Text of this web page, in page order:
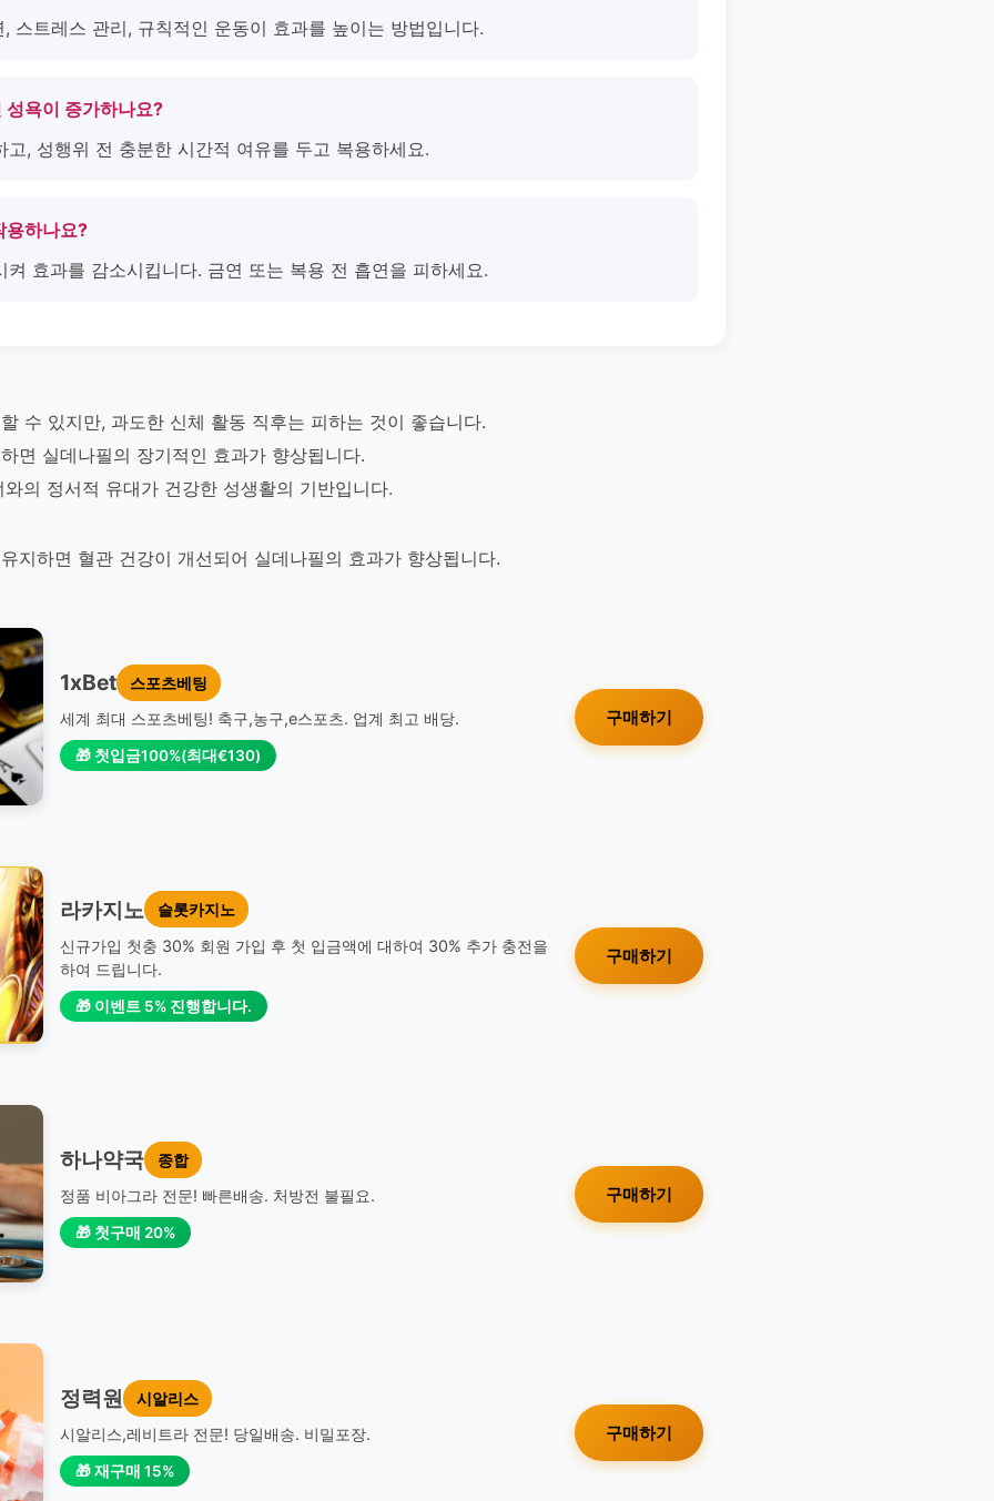
스트레스 관리, 규칙적인 운동이 효과를 높이는 방법입니다.
성욕이 증가하나요?
고, 성행위 전 충분한 시간적 여유를 두고 복용하세요.
용하나요?
켜 효과를 감소시킵니다. 금연 또는 복용 전 흡연을 피하세요.
수 있지만, 과도한 신체 활동 직후는 피하는 것이 좋습니다.
면 실데나필의 장기적인 효과가 향상됩니다.
의 정서적 유대가 건강한 성생활의 기반입니다.
지하면 혈관 건강이 개선되어 실데나필의 효과가 향상됩니다.
1xBet
스포츠베팅
세계 최대 스포츠베팅! 축구,농구,e스포츠. 업계 최고 배당.
🎁 첫입금100%(최대€130)
구매하기
라카지노
슬롯카지노
신규가입 첫충 30% 회원 가입 후 첫 입금액에 대하여 30% 추가 충전을
하여 드립니다.
🎁 이벤트 5% 진행합니다.
구매하기
하나약국
종합
정품 비아그라 전문! 빠른배송. 처방전 불필요.
🎁 첫구매 20%
구매하기
정력원
시알리스
시알리스,레비트라 전문! 당일배송. 비밀포장.
🎁 재구매 15%
구매하기